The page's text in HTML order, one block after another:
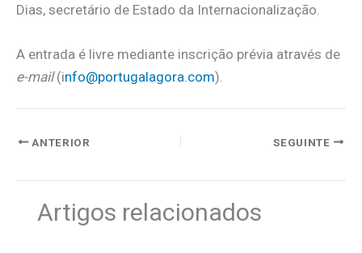
Dias, secretário de Estado da Internacionalização.
A entrada é livre mediante inscrição prévia através de
e-mail(info@portugalagora.com).
ANTERIOR SEGUINTE
Artigos relacionados